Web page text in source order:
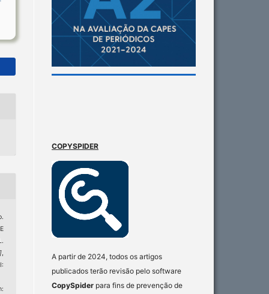
,
COPYSPIDER
A partir de 2024, todos os artigos
publicados terão revisão pelo software
CopySpider para fins de prevenção de